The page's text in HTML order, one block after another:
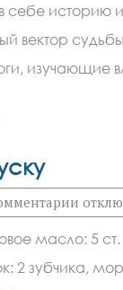
—
Ивана,
Марии
себе историю
вектор
изучающие
к
Грибы
на
масло: 5
2 зубчика,